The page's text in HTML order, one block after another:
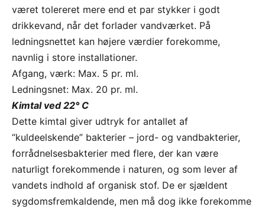
været tolereret mere end et par stykker i godt
drikkevand, når det forlader vandværket. På
ledningsnettet kan højere værdier forekomme,
navnlig i store installationer.
Afgang, værk: Max. 5 pr. ml.
Ledningsnet: Max. 20 pr. ml.
Kimtal ved 22° C
Dette kimtal giver udtryk for antallet af
“kuldeelskende” bakterier – jord- og vandbakterier,
forrådnelsesbakterier med flere, der kan være
naturligt forekommende i naturen, og som lever af
vandets indhold af organisk stof. De er sjældent
sygdomsfremkaldende, men må dog ikke forekomme